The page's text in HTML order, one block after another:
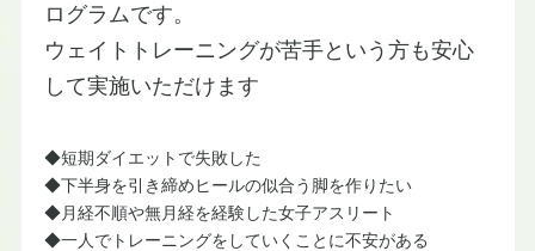
ログラムです。
​ウェイトトレーニングが苦手という方も安心
して実施いただけます
​◆短期ダイエットで失敗した
◆下半身を引き締めヒールの似合う脚を作りたい
◆月経不順や無月経を経験した女子アスリート
◆一人でトレーニングをしていくことに不安がある